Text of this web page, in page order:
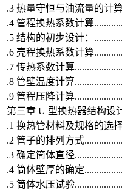
.3 热量守恒与油流量的计算
.4 管程换热系数计算
.5 结构的初步设计：
.6 壳程换热系数计算
.7 传热系数计算
.8 管壁温度计算
.9 管程压降计算
第三章 U 型换热器结构设
.1 换热管材料及规格的选
.2 管子的排列方式
.3 确定筒体直径
.4 筒体壁厚的确定
.5 筒体水压试验